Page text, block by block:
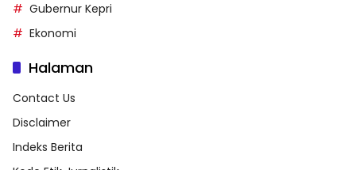
Gubernur Kepri
Ekonomi
Halaman
Contact Us
Disclaimer
Indeks Berita